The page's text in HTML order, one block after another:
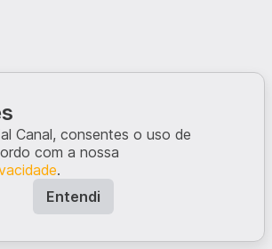
Canal, consentes o uso de
com a nossa
.
Entendi